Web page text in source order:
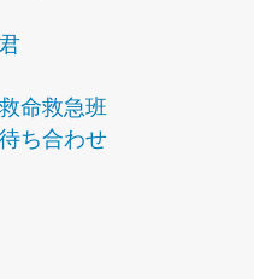
命救急班
ち合わせ